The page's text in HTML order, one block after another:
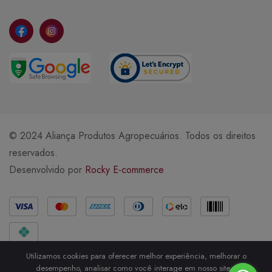
© 2024 Aliança Produtos Agropecuários. Todos os direitos
reservados.
Desenvolvido por Rocky E-commerce
Métodos de Pagamento
Utilizamos cookies para oferecer melhor experiência, melhorar o
desempenho, analisar como você interage em nosso site e